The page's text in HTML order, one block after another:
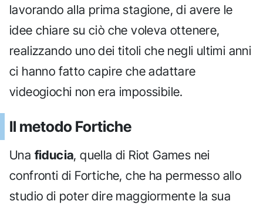
lavorando alla prima stagione, di avere le
idee chiare su ciò che voleva ottenere,
realizzando uno dei titoli che negli ultimi anni
ci hanno fatto capire che adattare
videogiochi non era impossibile.
Il metodo Fortiche
Una fiducia, quella di Riot Games nei
confronti di Fortiche, che ha permesso allo
studio di poter dire maggiormente la sua